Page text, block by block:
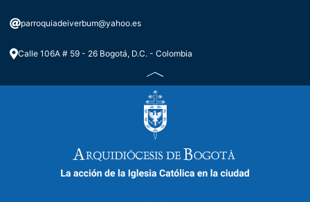
parroquiadeiverbum@yahoo.es
Calle 106A # 59 - 26 Bogotá, D.C. - Colombia